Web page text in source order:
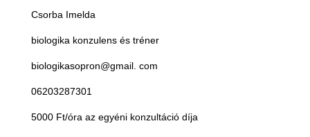
Csorba Imelda
biologika konzulens és tréner
biologikasopron@gmail. com
06203287301
5000 Ft/óra az egyéni konzultáció díja